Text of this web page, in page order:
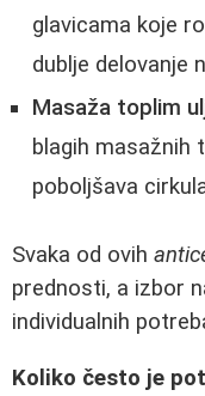
glavicama koje
dublje delovanje
Masaža toplim
blagih masažnih
poboljšava
Svaka od ovih
prednosti, a izbor
individualnih
Koliko često je